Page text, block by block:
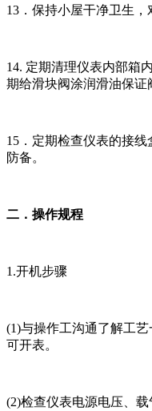
13．保持小屋干净卫生，
14. 定期清理仪表内部箱
期给滑块阀涂润滑油保证
15．定期检查仪表的接
防备。
二．操作规程
1.开机步骤
(1)与操作工沟通了解工
可开表。
(2)检查仪表电源电压、